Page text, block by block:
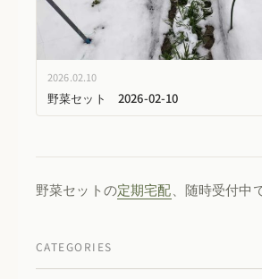
2026.02.10
野菜セット 2026-02-10
野菜セットの定期宅配、随時受付中
CATEGORIES